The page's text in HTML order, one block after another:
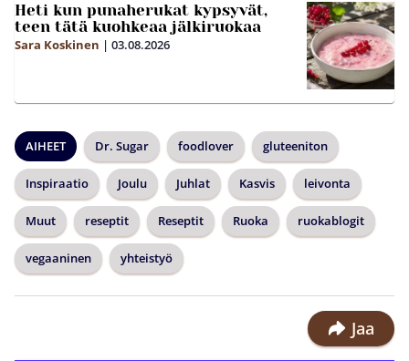
Heti kun punaherukat kypsyvät,
teen tätä kuohkeaa jälkiruokaa
Sara Koskinen | 03.08.2026
AIHEET Dr. Sugar foodlover gluteeniton
Inspiraatio Joulu Juhlat Kasvis leivonta
Muut reseptit Reseptit Ruoka ruokablogit
vegaaninen yhteistyö
Jaa